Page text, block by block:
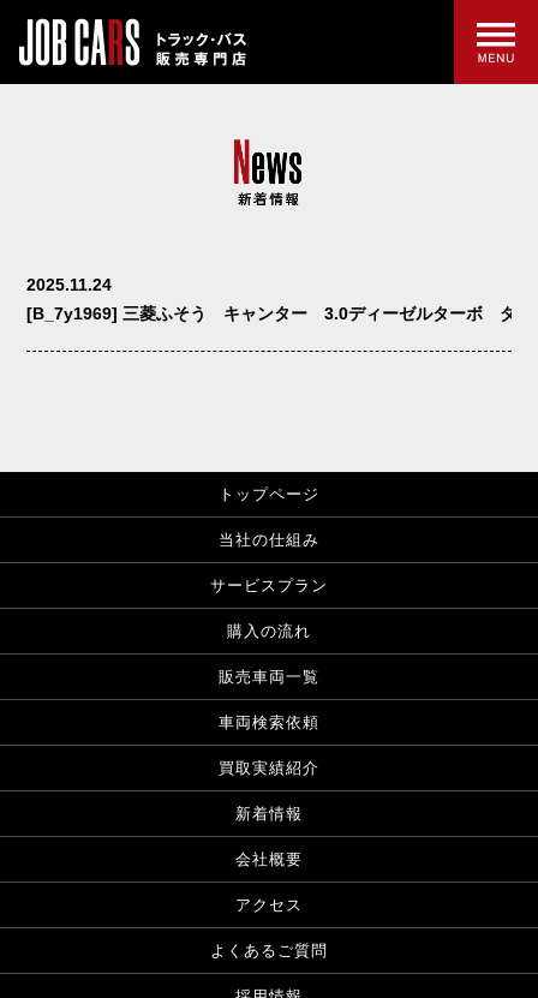
2025.11.24
[B_7y1969] 三菱ふそう キャンター 3.0ディーゼルターボ
トップページ
当社の仕組み
サービスプラン
購入の流れ
販売車両一覧
車両検索依頼
買取実績紹介
新着情報
会社概要
アクセス
よくあるご質問